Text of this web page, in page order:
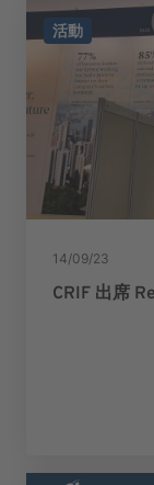
活動
14/09/23
CRIF 出席